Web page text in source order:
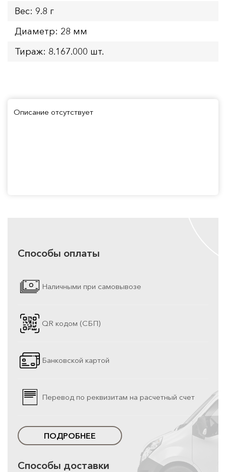
Вес: 9.8 г
Диаметр: 28 мм
Тираж: 8.167.000 шт.
Описание отсутствует
Способы оплаты
Наличными при самовывозе
QR кодом (СБП)
Банковской картой
Перевод по реквизитам на расчетный счет
ПОДРОБНЕЕ
Способы доставки